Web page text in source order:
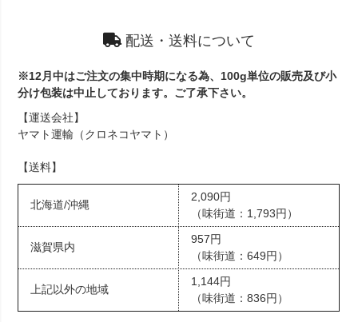
配送・送料について
※12月中はご注文の集中時期になる為、100g単位の販売及び小
分け包装は中止しております。ご了承下さい。
【運送会社】
ヤマト運輸（クロネコヤマト）
【送料】
北海道/沖縄
2,090円
（味街道：1,793円）
滋賀県内
957円
（味街道：649円）
上記以外の地域
1,144円
（味街道：836円）